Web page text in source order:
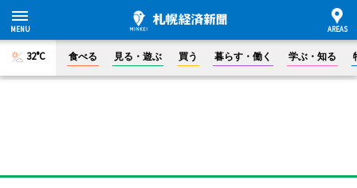
32°C 食べる 見る・遊ぶ 買う 暮らす・働く 学ぶ・知る